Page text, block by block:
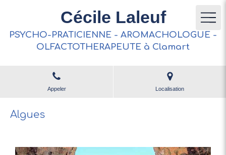
Cécile Laleuf
PSYCHO-PRATICIENNE - AROMACHOLOGUE -
OLFACTOTHERAPEUTE à Clamart
Appeler Localisation
Algues